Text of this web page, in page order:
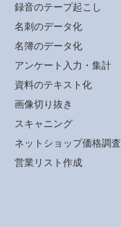
録音のテープ起こし
名刺のデータ化
名簿のデータ化
アンケート入力・集計
資料のテキスト化
画像切り抜き
スキャニング
ネットショップ価格調査
営業リスト作成